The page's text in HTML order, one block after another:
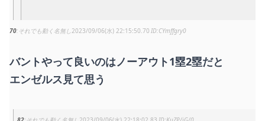
70 それでも動く名無し2023/09/06(水) 22:15:50.70 CYmffgry0
バントやって良いのはノーアウト1塁2塁だと
エンゼルス見て思う